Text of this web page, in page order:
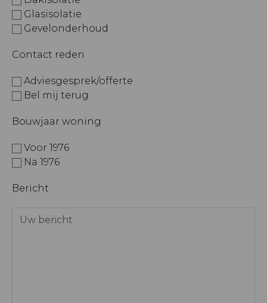
Glasisolatie
Gevelonderhoud
Contact reden
Adviesgesprek/offerte
Bel mij terug
Bouwjaar woning
Voor 1976
Na 1976
Bericht